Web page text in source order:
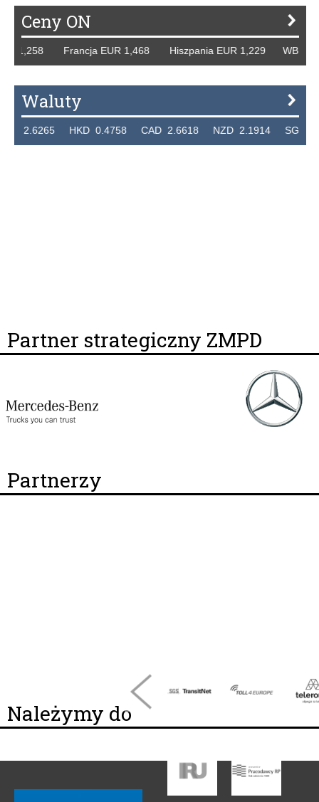
Ceny ON
1,258 Francja EUR 1,468 Hiszpania EUR 1,229 WB
Waluty
HKD 0.4758 CAD 2.6618 NZD 2.1914 SGD
Partner strategiczny ZMPD
Partnerzy
Należymy do